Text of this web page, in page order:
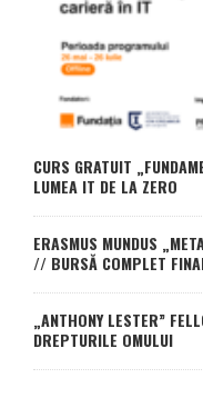
CURS GRATUIT
LUMEA IT DE LA ZERO
ERASMUS MUNDUS
// BURSĂ COMPLET
„ANTHONY LESTER”
DREPTURILE OMULUI